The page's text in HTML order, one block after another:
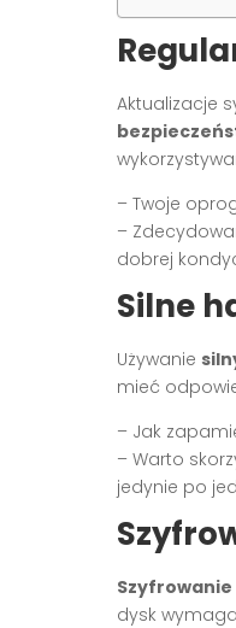
Aktualizacje
– Twoje
–
dobrej
Silne
Używanie
mieć
– Jak
– Warto
jedynie po
dysk